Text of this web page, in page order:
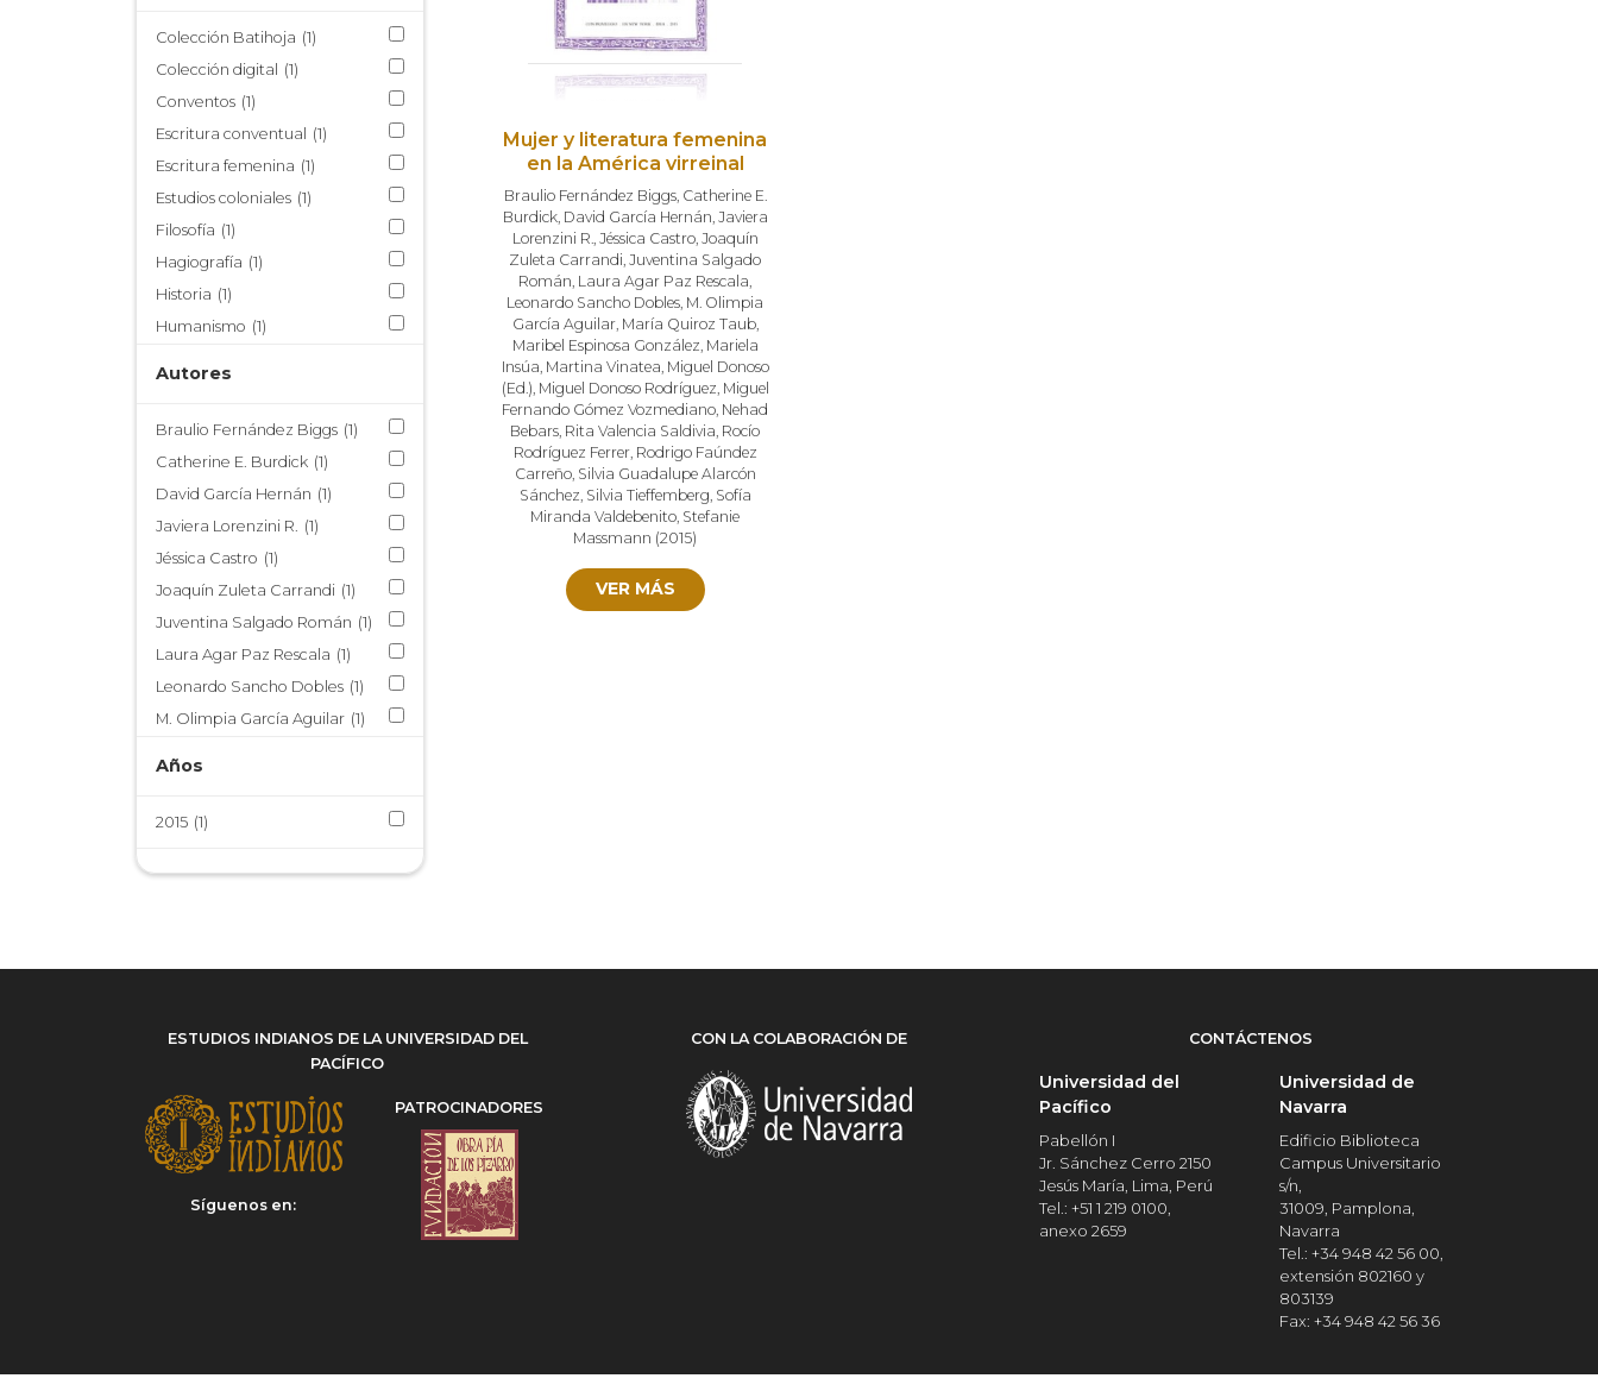
Colección Batihoja (1)
Colección digital
(1)
Conventos (1)
Escritura conventual
(1)
Escritura femenina (1)
Estudios coloniales (1)
Filosofía (1)
Hagiografía (1)
Historia (1)
Humanismo (1)
Literatura sacra (1)
Material didáctico (1)
Publicaciones PEI (1)
Retórica (1)
Virreinato de Nueva España
Autores
Braulio Fernández Biggs (1)
Catherine E. Burdick (1)
David García Hernán (1)
Javiera Lorenzini R. (1)
Jéssica Castro (1)
Joaquín Zuleta Carrandi (1)
Juventina Salgado Román (1)
Laura Agar Paz Rescala (1)
Leonardo Sancho Dobles (1)
M. Olimpia García Aguilar (1)
Mariela Insúa
Miguel Donoso (Ed.) (1)
Vozmediano (1)
Rita Valencia Saldivia (1)
Rocío Rodríguez Ferrer (1)
Rodrigo Faúndez Carreño
Silvia Guadalupe Alarcón
Sánchez (1)
Sofía Miranda Valdebenito
Años
2015 (1)
Mujer y literatura femenina
en la América virreinal
Braulio Fernández Biggs, Catherine E.
Burdick, David García Hernán, Javiera
Lorenzini R., Jéssica Castro, Joaquín
Zuleta Carrandi,Juventina Salgado
Román, Laura Agar Paz Rescala,
Leonardo Sancho Dobles, M. Olimpia
García Aguilar, María Quiroz Taub,
Maribel Espinosa González, Mariela
Insúa, Martina Vinatea, Miguel Donoso
(Ed.), Miguel Donoso Rodríguez, Miguel
Fernando Gómez Vozmediano, Nehad
Bebars, Rita Valencia Saldivia, Rocío
Rodríguez Ferrer, Rodrigo Faúndez
Carreño, Silvia Guadalupe Alarcón
Sánchez, Silvia Tieffemberg, Sofía
Miranda Valdebenito, Stefanie
Massmann (2015)
VER MÁS
ESTUDIOS INDIANOS DE LA UNIVERSIDAD DEL
PACÍFICO
Síguenos en:
PATROCINADORES
CON LA COLABORACIÓN DE CONTÁCTENOS
Universidad del
Pacífico
Pabellón I
Jr. Sánchez Cerro 2150
Jesús María, Lima, Perú
Tel.: +51 1 219 0100,
anexo 2659
Universidad de
Navarra
Edificio Biblioteca
Campus Universitario
s/n,
31009, Pamplona,
Navarra
Tel.: +34 948 42 56 00,
extensión 802160 y
803139
Fax: +34 948 42 56 36